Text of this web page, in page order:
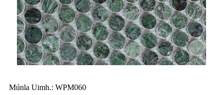
Múnla Uimh.: WPM060